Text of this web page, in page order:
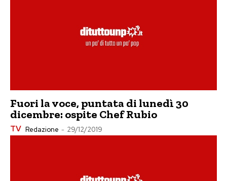
Fuori la voce, puntata di lunedì 30
dicembre: ospite Chef Rubio
TV Redazione - 29/12/2019